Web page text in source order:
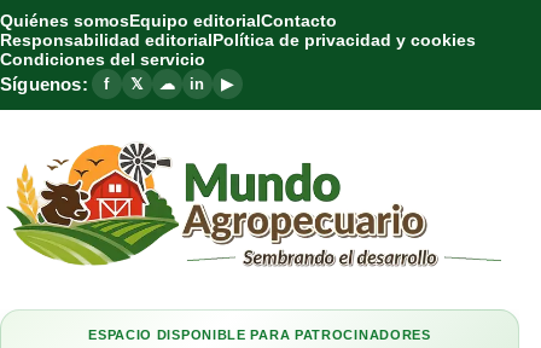
Quiénes somosEquipo editorialContacto
Responsabilidad editorialPolítica de privacidad y cookies
Condiciones del servicio
Síguenos: f 𝕏 ☁ in ▶
ESPACIO DISPONIBLE PARA PATROCINADORES